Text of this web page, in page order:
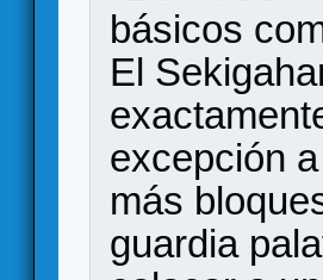
básicos
El
excepción
más
guardia